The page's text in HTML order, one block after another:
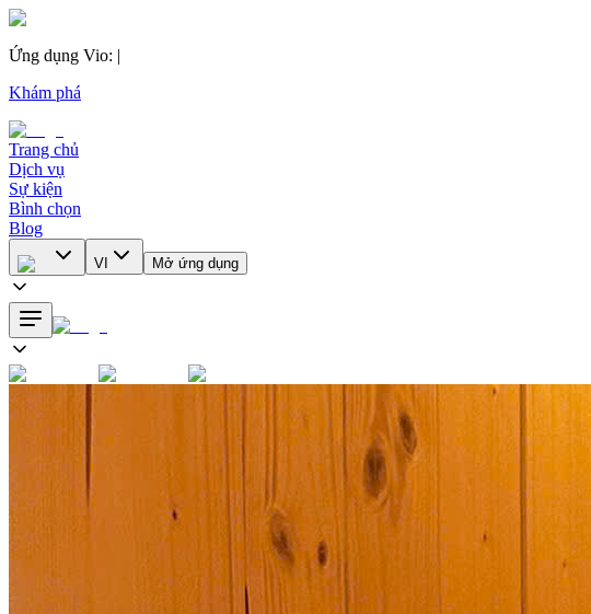
Ứng dụng Vio: |
Khám phá
Trang chủ
Dịch vụ
Sự kiện
Bình chọn
Blog
VI Mở ứng dụng